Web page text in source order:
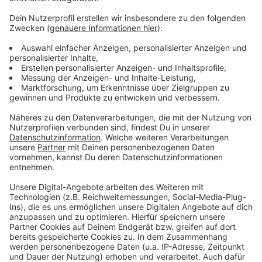
Anzeige
Die einen haben gefeiert, die anderen hätten gerne
etwas gefeiert und wieder andere haben sich selbst
entlassen, bevor es andere tun. Deutschland hat
gewählt - Friedrich Merz muss jetzt irgendwie eine
funktionierende Regierung auf die Beine stellen. Und
wenn wir doch eins aus den ganzen Schul- und
Kindergarten-Gruppen gelernt haben, organisieren geht
am besten mit einer WhatsApp-Gruppe.
Anzeige
Anzeige